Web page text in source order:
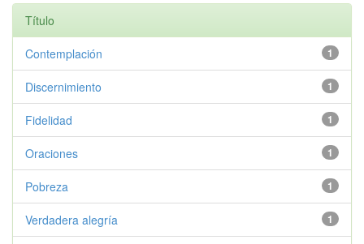
Título
1
Contemplación
1
Discernimiento
1
Fidelidad
1
Oraciones
1
Pobreza
1
Verdadera alegría